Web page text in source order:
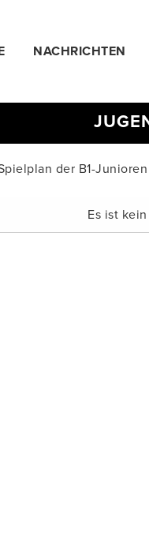
NACHRICHTEN
der B1-
Es ist